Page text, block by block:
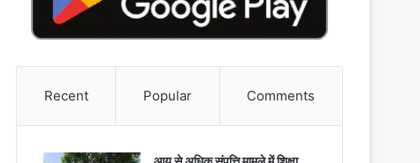
Recent Popular Comments